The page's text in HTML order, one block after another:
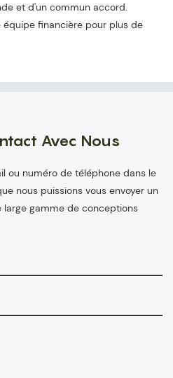
et d'un commun accord.
équipe financière pour plus de
Avec Nous
ou numéro de téléphone dans le
nous puissions vous envoyer un
gamme de conceptions